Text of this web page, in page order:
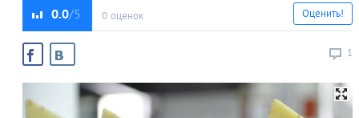
0.0 0 оценок
1
Оценить!